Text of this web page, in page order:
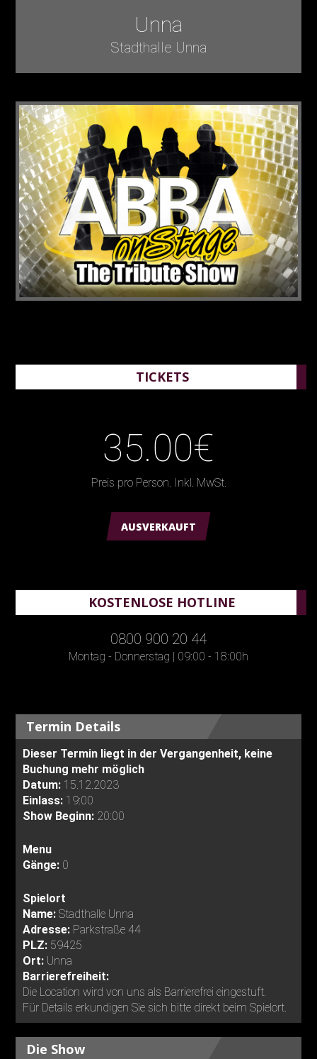
Unna
Stadthalle Unna
TICKETS
35.00€
Preis pro Person. Inkl. MwSt.
AUSVERKAUFT
KOSTENLOSE HOTLINE
0800 900 20 44
Montag - Donnerstag | 09:00 - 18:00h
Termin Details
Dieser Termin liegt in der Vergangenheit, keine
Buchung mehr möglich
Datum: 15.12.2023
Einlass: 19:00
Show Beginn: 20:00
Menu
Gänge: 0
Spielort
Name:Stadthalle Unna
Adresse: Parkstraße 44
PLZ: 59425
Ort: Unna
Barrierefreiheit:
Die Location wird von uns als Barrierefrei eingestuft.
Für Details erkundigen Sie sich bitte direkt beim Spielort.
Die Show